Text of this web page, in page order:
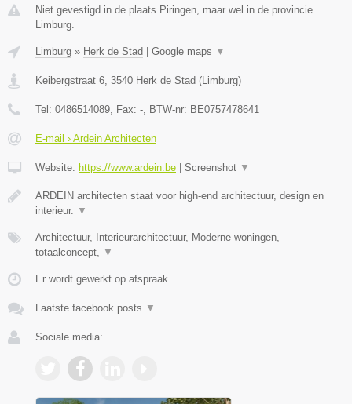
Niet gevestigd in de plaats Piringen, maar wel in de provincie
Limburg.
Limburg » Herk de Stad Google maps ▼
Keibergstraat 6, 3540 Herk de Stad (Limburg)
Tel: 0486514089, Fax: -, BTW-nr: BE0757478641
E-mail › Ardein Architecten
Website: https://www.ardein.be Screenshot ▼
ARDEIN architecten staat voor high-end architectuur, design en
interieur. ▼
Architectuur, Interieurarchitectuur, Moderne woningen,
totaalconcept, ▼
Er wordt gewerkt op afspraak.
Laatste facebook posts ▼
Sociale media: